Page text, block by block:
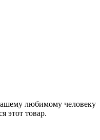
любимому человеку
этот товар.